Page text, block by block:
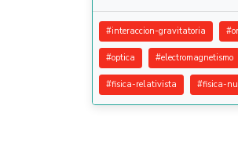
#interaccion-gravitatoria #
#optica #electromagnetismo
#fisica-relativista #fisica-